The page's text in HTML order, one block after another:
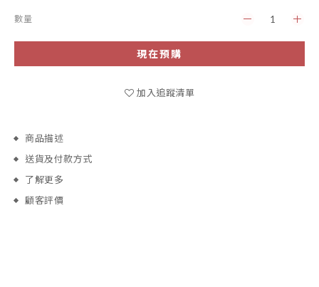
數量
現在預購
加入追蹤清單
商品描述
送貨及付款方式
了解更多
顧客評價